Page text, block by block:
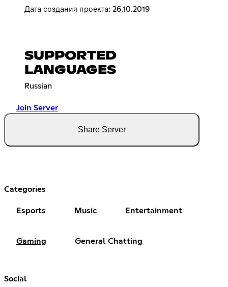
Дата создания проекта: 26.10.2019
SUPPORTED
LANGUAGES
Russian
Join Server
Share Server
Categories
Esports Music Entertainment
Gaming General Chatting
Social